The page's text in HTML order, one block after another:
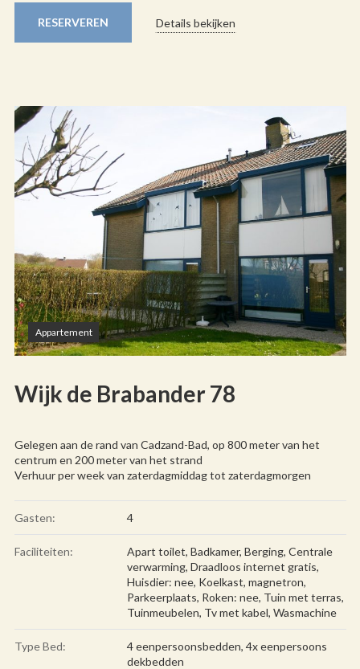
Details bekijken
RESERVEREN
Appartement
Wijk de Brabander 78
Gelegen aan de rand van Cadzand-Bad, op 800 meter van het
centrum en 200 meter van het strand
Verhuur per week van zaterdagmiddag tot zaterdagmorgen
Gasten: 4
Faciliteiten: Apart toilet, Badkamer, Berging, Centrale
verwarming, Draadloos internet gratis,
Huisdier: nee, Koelkast, magnetron,
Parkeerplaats, Roken: nee, Tuin met terras,
Tuinmeubelen, Tv met kabel, Wasmachine
Type Bed:
4 eenpersoonsbedden, 4x eenpersoons
dekbedden